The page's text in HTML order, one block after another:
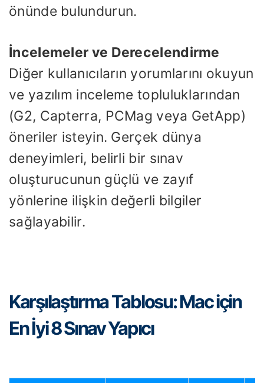
önünde bulundurun.
İncelemeler ve Derecelendirme
Diğer kullanıcıların yorumlarını okuyun
ve yazılım inceleme topluluklarından
(G2, Capterra, PCMag veya GetApp)
öneriler isteyin. Gerçek dünya
deneyimleri, belirli bir sınav
oluşturucunun güçlü ve zayıf
yönlerine ilişkin değerli bilgiler
sağlayabilir.
Karşılaştırma Tablosu: Mac için
En İyi 8 Sınav Yapıcı